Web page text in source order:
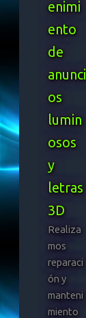
enimi
ento
de
anunci
os
lumin
osos
y
letras
3D
Realiza
mos
reparaci
ón y
manteni
miento